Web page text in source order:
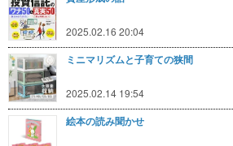
2025.02.16 20:04
ミニマリズムと子育ての狭間
2025.02.14 19:54
絵本の読み聞かせ